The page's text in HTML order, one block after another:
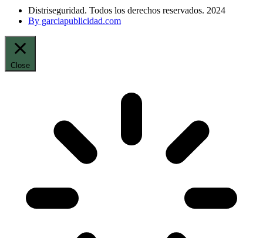
Distriseguridad. Todos los derechos reservados. 2024
By garciapublicidad.com
Close